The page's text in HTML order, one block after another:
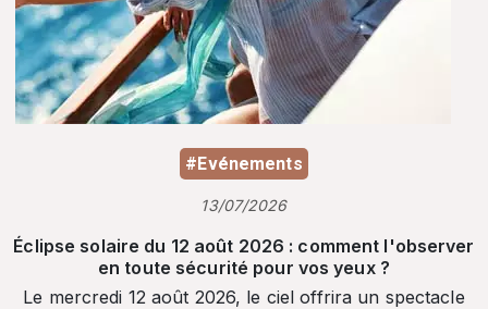
#Evénements
13/07/2026
Éclipse solaire du 12 août 2026 : comment l'observer
en toute sécurité pour vos yeux ?
Le mercredi 12 août 2026, le ciel offrira un spectacle